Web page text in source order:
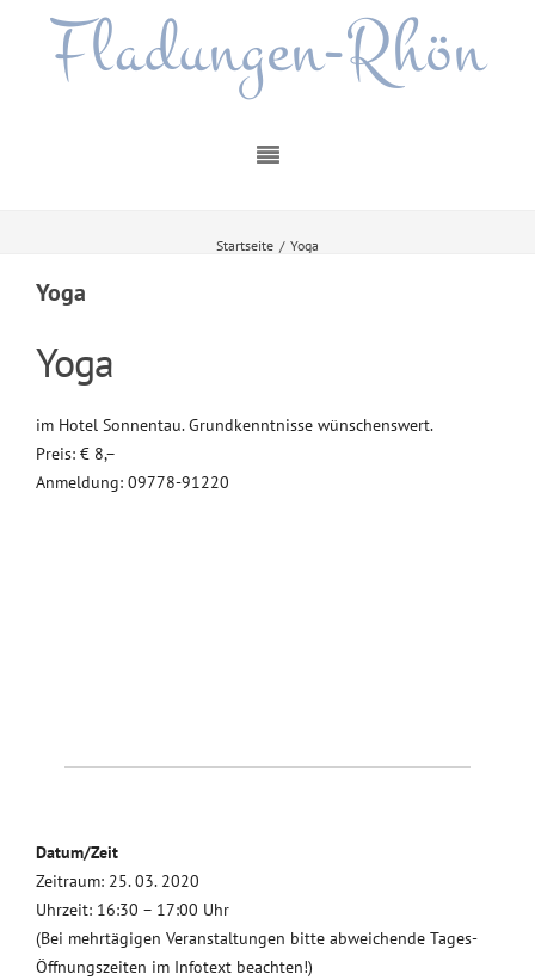
Fladungen-Rhön
Startseite / Yoga
Yoga
Yoga
im Hotel Sonnentau. Grundkenntnisse wünschenswert.
Preis: € 8,–
Anmeldung: 09778-91220
Datum/Zeit
Zeitraum: 25. 03. 2020
Uhrzeit: 16:30 – 17:00 Uhr
(Bei mehrtägigen Veranstaltungen bitte abweichende Tages-
Öffnungszeiten im Infotext beachten!)